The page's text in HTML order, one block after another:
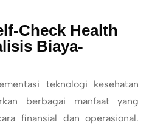
Check Health
Biaya-
teknologi kesehatan
berbagai manfaat yang
finansial dan operasional.